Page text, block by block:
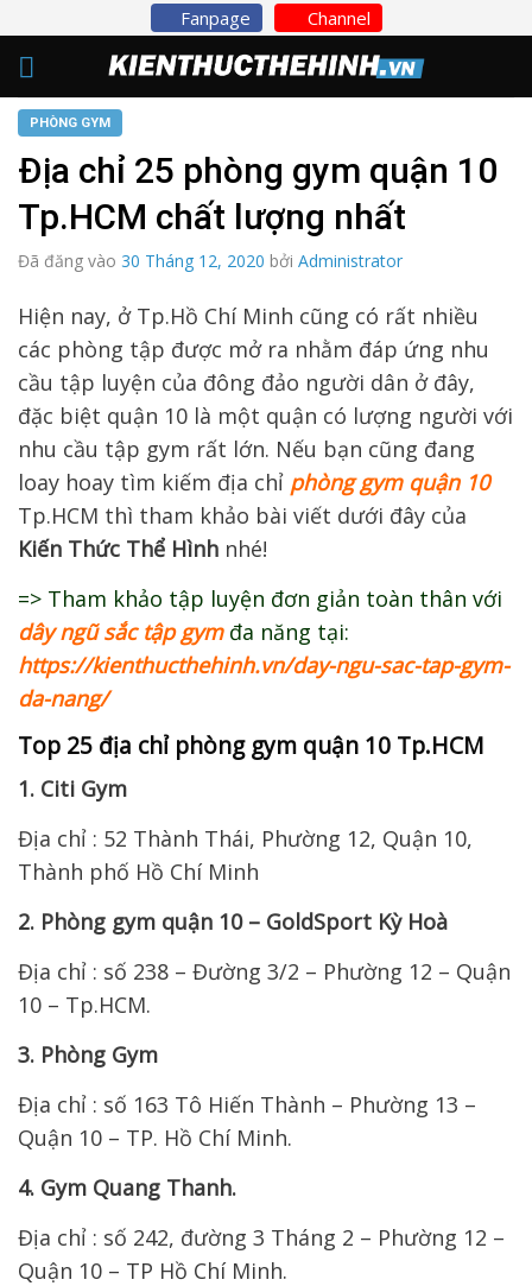
to
content
Fanpage Channel
PHÒNG GYM
Địa chỉ 25 phòng gym quận 10
Tp.HCM chất lượng nhất
Đã đăng vào 30 Tháng 12, 2020 bởi Administrator
Hiện nay, ở Tp.Hồ Chí Minh cũng có rất nhiều
các phòng tập được mở ra nhằm đáp ứng nhu
cầu tập luyện của đông đảo người dân ở đây,
đặc biệt quận 10 là một quận có lượng người với
nhu cầu tập gym rất lớn. Nếu bạn cũng đang
loay hoay tìm kiếm địa chỉ phòng gym quận 10
Tp.HCM thì tham khảo bài viết dưới đây của
Kiến Thức Thể Hình nhé!
=> Tham khảo tập luyện đơn giản toàn thân với
dây ngũ sắc tập gymđa năng tại:
https://kienthucthehinh.vn/day-ngu-sac-tap-gym-
da-nang/
Top 25 địa chỉ phòng gym quận 10 Tp.HCM
1. Citi Gym
Địa chỉ : 52 Thành Thái, Phường 12, Quận 10,
Thành phố Hồ Chí Minh
2. Phòng gym quận 10 – GoldSport Kỳ Hoà
Địa chỉ : số 238 – Đường 3/2 – Phường 12 – Quận
10 – Tp.HCM.
3. Phòng Gym
Địa chỉ : số 163 Tô Hiến Thành – Phường 13 –
Quận 10 – TP. Hồ Chí Minh.
4. Gym Quang Thanh.
Địa chỉ : số 242, đường 3 Tháng 2 – Phường 12 –
Quận 10 – TP Hồ Chí Minh.